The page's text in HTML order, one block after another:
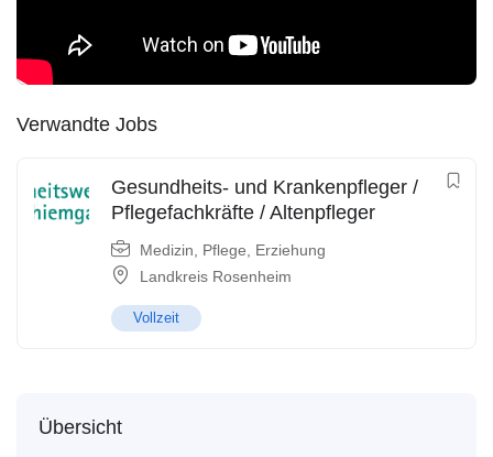
Verwandte Jobs
Gesundheits- und Krankenpfleger /
Pflegefachkräfte / Altenpfleger
Medizin, Pflege, Erziehung
Landkreis Rosenheim
Vollzeit
Übersicht